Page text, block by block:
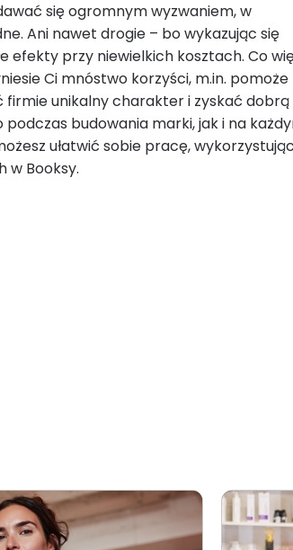
się ogromnym wyzwaniem, w
Ani nawet drogie – bo wykazując się
efekty przy niewielkich kosztach. Co
Ci mnóstwo korzyści, m.in. pomoże
firmie unikalny charakter i zyskać dobrą
budowania marki, jak i na
ułatwić sobie pracę, wykorzystując
w Booksy.